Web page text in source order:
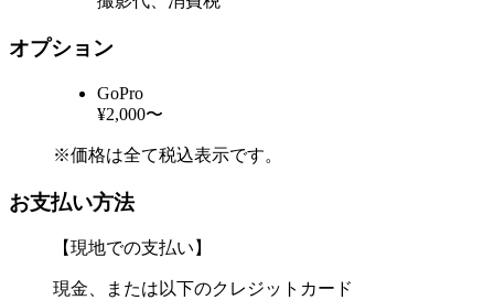
オプション
GoPro
¥2,000〜
※価格は全て税込表示です。
お支払い方法
【現地での支払い】
現金、または以下のクレジットカード